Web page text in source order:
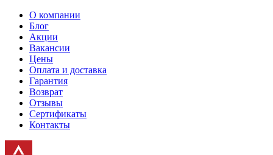
О компании
Блог
Акции
Вакансии
Цены
Оплата и доставка
Гарантия
Возврат
Отзывы
Сертификаты
Контакты